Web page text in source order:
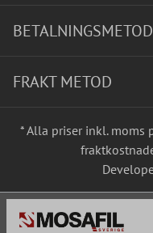
BETALNINGSMETOD
FRAKT METOD
* Alla priser inkl. moms